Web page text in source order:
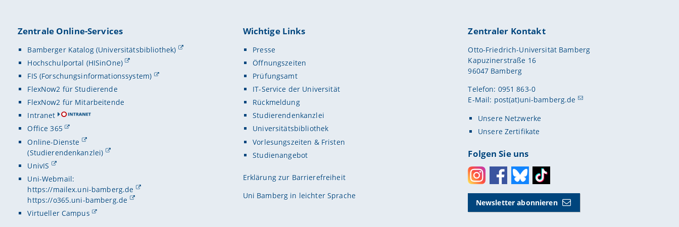
Zentrale Online-Services
Bamberger Katalog (Universitätsbibliothek)
Hochschulportal (HISinOne)
FIS (Forschungsinformationssystem)
FlexNow2 für Studierende
FlexNow2 für Mitarbeitende
Intranet
Office 365
Online-Dienste
(Studierendenkanzlei)
UnivIS
Uni-Webmail:
https://mailex.uni-bamberg.de
https://o365.uni-bamberg.de
Virtueller Campus
Wichtige Links
Presse
Öffnungszeiten
Prüfungsamt
IT-Service der Universität
Rückmeldung
Studierendenkanzlei
Universitätsbibliothek
Vorlesungszeiten & Fristen
Studienangebot
Erklärung zur Barrierefreiheit
Uni Bamberg in leichter Sprache
Zentraler Kontakt
Otto-Friedrich-Universität Bamberg
Kapuzinerstraße 16
96047 Bamberg
Telefon: 0951 863-0
E-Mail: post(at)uni-bamberg.de
Unsere Netzwerke
Unsere Zertifikate
Folgen Sie uns
InstagramFacebookBlueskyToktok
Newsletter abonnieren